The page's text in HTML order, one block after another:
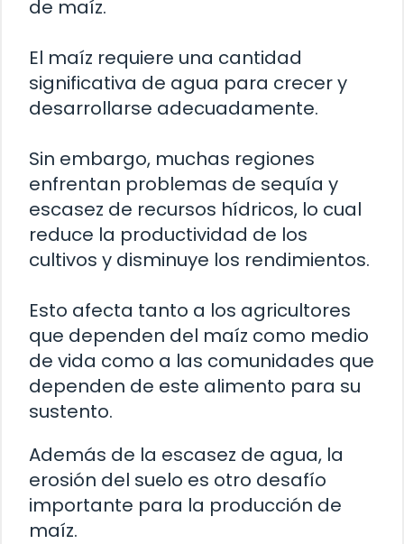
de maíz.
El maíz requiere una cantidad
significativa de agua para crecer y
desarrollarse adecuadamente.
Sin embargo, muchas regiones
enfrentan problemas de sequía y
escasez de recursos hídricos, lo cual
reduce la productividad de los
cultivos y disminuye los rendimientos.
Esto afecta tanto a los agricultores
que dependen del maíz como medio
de vida como a las comunidades que
dependen de este alimento para su
sustento.
Además de la escasez de agua, la
erosión del suelo es otro desafío
importante para la producción de
maíz.